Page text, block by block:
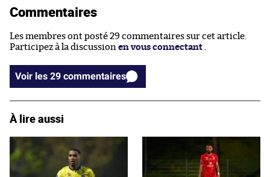
Commentaires
Les membres ont posté 29 commentaires sur cet article.
Participez à la discussion en vous connectant
Voir les 29 commentaires
À lire aussi